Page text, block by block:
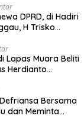
Konawe 2024
DPRD, di Hadiri
H Trisko
HUT ke-79
Lapas Muara Beliti
Herdianto
Bersama
dan Meminta